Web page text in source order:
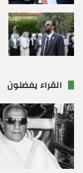
القراء يفضلون